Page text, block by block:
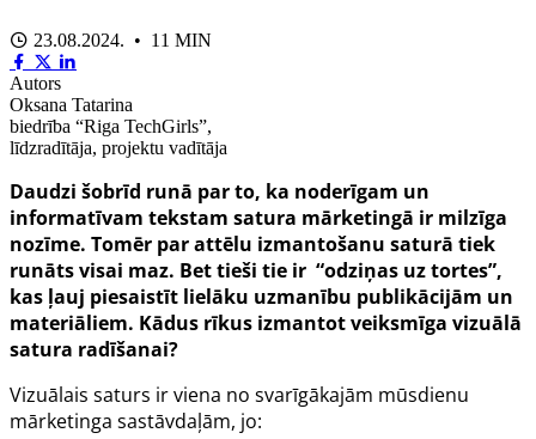
23.08.2024. • 11 MIN
Autors
Oksana Tatarina
biedrība “Riga TechGirls”,
līdzradītāja, projektu vadītāja
Daudzi šobrīd runā par to, ka noderīgam un
informatīvam tekstam satura mārketingā ir milzīga
nozīme. Tomēr par attēlu izmantošanu saturā tiek
runāts visai maz. Bet tieši tie ir “odziņas uz tortes”,
kas ļauj piesaistīt lielāku uzmanību publikācijām un
materiāliem. Kādus rīkus izmantot veiksmīga vizuālā
satura radīšanai?
Vizuālais saturs ir viena no svarīgākajām mūsdienu
mārketinga sastāvdaļām, jo: